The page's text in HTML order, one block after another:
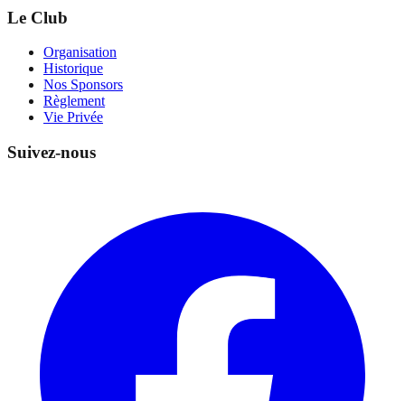
Le Club
Organisation
Historique
Nos Sponsors
Règlement
Vie Privée
Suivez-nous